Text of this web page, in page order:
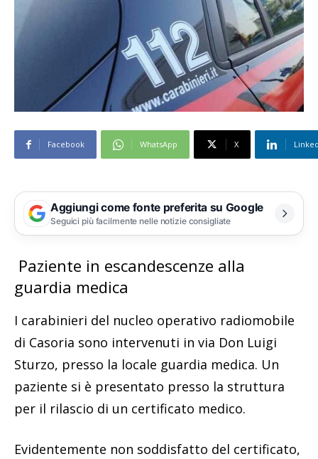
Facebook WhatsApp X
Aggiungi come fonte preferita su Google
Seguici più facilmente nelle notizie consigliate
Paziente in escandescenze alla
guardia medica
I carabinieri del nucleo operativo radiomobile
di Casoria sono intervenuti in via Don Luigi
Sturzo, presso la locale guardia medica. Un
paziente si è presentato presso la struttura
per il rilascio di un certificato medico.
Evidentemente non soddisfatto del certificato,